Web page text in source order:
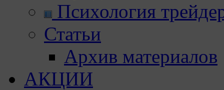
Психология
Статьи
Архив материалов
АКЦИИ